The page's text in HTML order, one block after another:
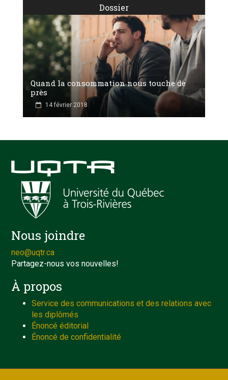
Dossier
Quand la consommation nous touche de
près
14 février 2018
Nous joindre
neo@uqtr.ca
Partagez-nous vos nouvelles!
À propos
Service des communications et des relations avec
les diplômés
Énoncé éditorial
Énoncé de confidentialité